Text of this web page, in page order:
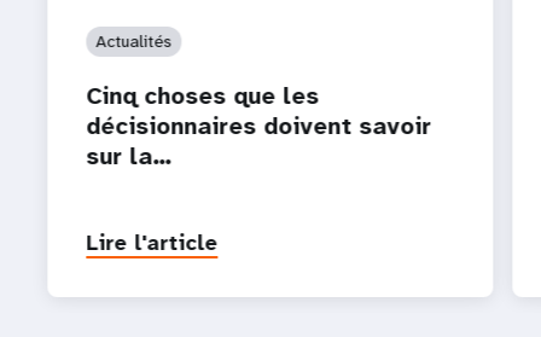
Actualités
Cinq choses que les
décisionnaires doivent savoir
sur la…
Lire l'article